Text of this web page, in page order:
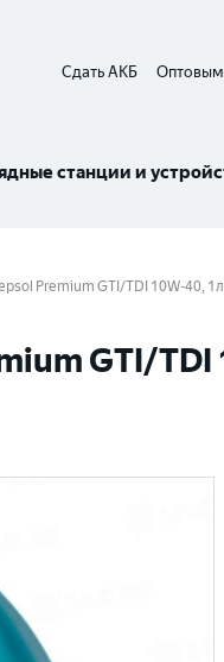
Сдать АКБ Оптовым
станции и
Premium GTI/TDI 10W-40, 1л
GTI/TDI